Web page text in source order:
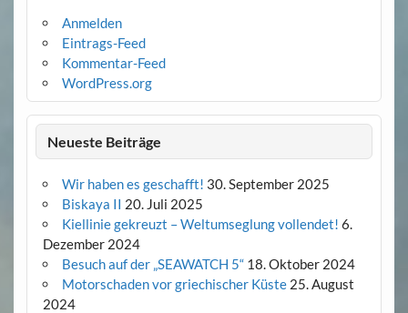
Anmelden
Eintrags-Feed
Kommentar-Feed
WordPress.org
Neueste Beiträge
Wir haben es geschafft! 30. September 2025
Biskaya II 20. Juli 2025
Kiellinie gekreuzt – Weltumseglung vollendet! 6.
Dezember 2024
Besuch auf der „SEAWATCH 5“ 18. Oktober 2024
Motorschaden vor griechischer Küste 25. August
2024